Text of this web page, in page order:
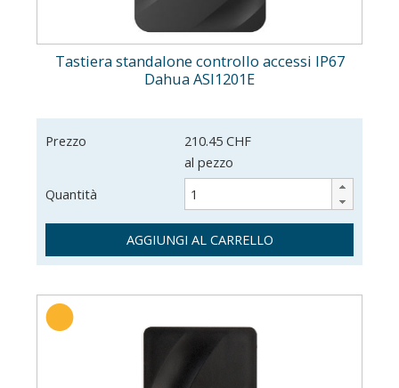
Tastiera standalone controllo accessi IP67
Dahua ASI1201E
Prezzo
210.45 CHF
al pezzo
Quantità
AGGIUNGI AL CARRELLO